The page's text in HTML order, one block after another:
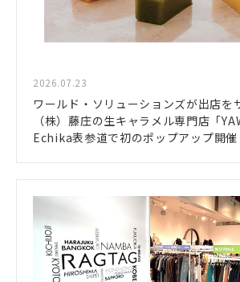
2026.07.23
ワールド・ソリューションズが出店を
（株）藤庄の生キャラメル専門店「
Echika表参道で初のポップアップ開催